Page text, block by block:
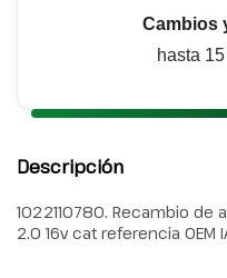
Cambios
hasta
Descripción
1022110780. Recambio de
2.0 16v cat referencia